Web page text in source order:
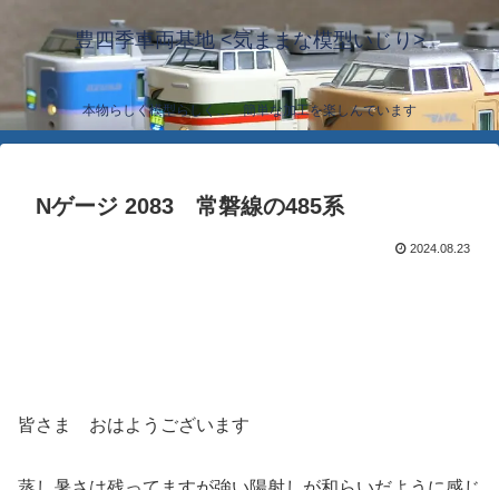
豊四季車両基地 <気ままな模型いじり>
本物らしく模型らしく… 簡単な加工を楽しんでいます
Nゲージ 2083 常磐線の485系
2024.08.23
皆さま おはようございます